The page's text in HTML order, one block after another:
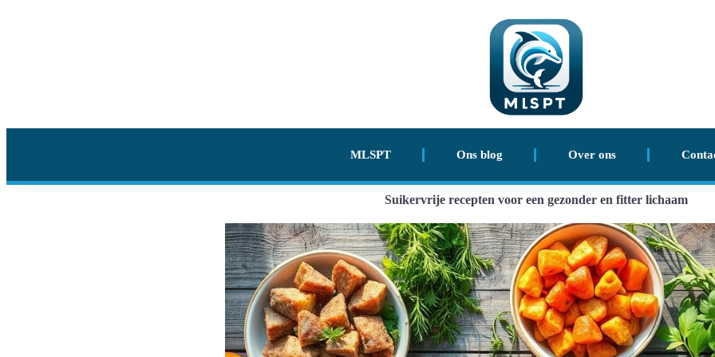
MLSPT Ons blog Over ons
Suikervrije recepten voor een gezonder en fitter lichaam